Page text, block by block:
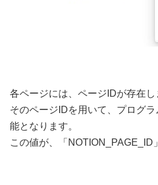
各ページには、ページIDが存在し
そのページIDを用いて、プログ
能となります。
この値が、「NOTION_PAGE_ID